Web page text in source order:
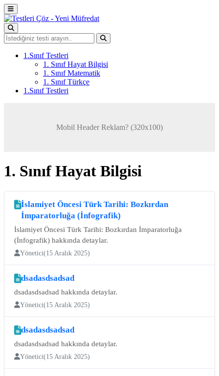
1.Sınıf Testleri
1. Sınıf Hayat Bilgisi
1. Sınıf Matematik
1. Sınıf Türkçe
1.Sınıf Testleri
Mobil Header Reklam? (320x100)
1. Sınıf Hayat Bilgisi
İslamiyet Öncesi Türk Tarihi: Bozkırdan
İmparatorluğa (İnfografik)
İslamiyet Öncesi Türk Tarihi: Bozkırdan İmparatorluğa
(İnfografik) hakkında detaylar.
Yönetici(15 Aralık 2025)
dsadasdsadsad
dsadasdsadsad hakkında detaylar.
Yönetici(15 Aralık 2025)
dsadasdsadsad
dsadasdsadsad hakkında detaylar.
Yönetici(15 Aralık 2025)